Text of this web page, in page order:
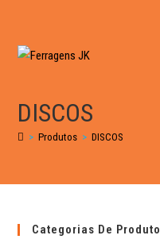
DISCOS
> Produtos > DISCOS
Categorias De Produto